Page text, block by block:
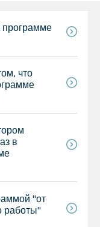
программе
что
в
"от
работы"